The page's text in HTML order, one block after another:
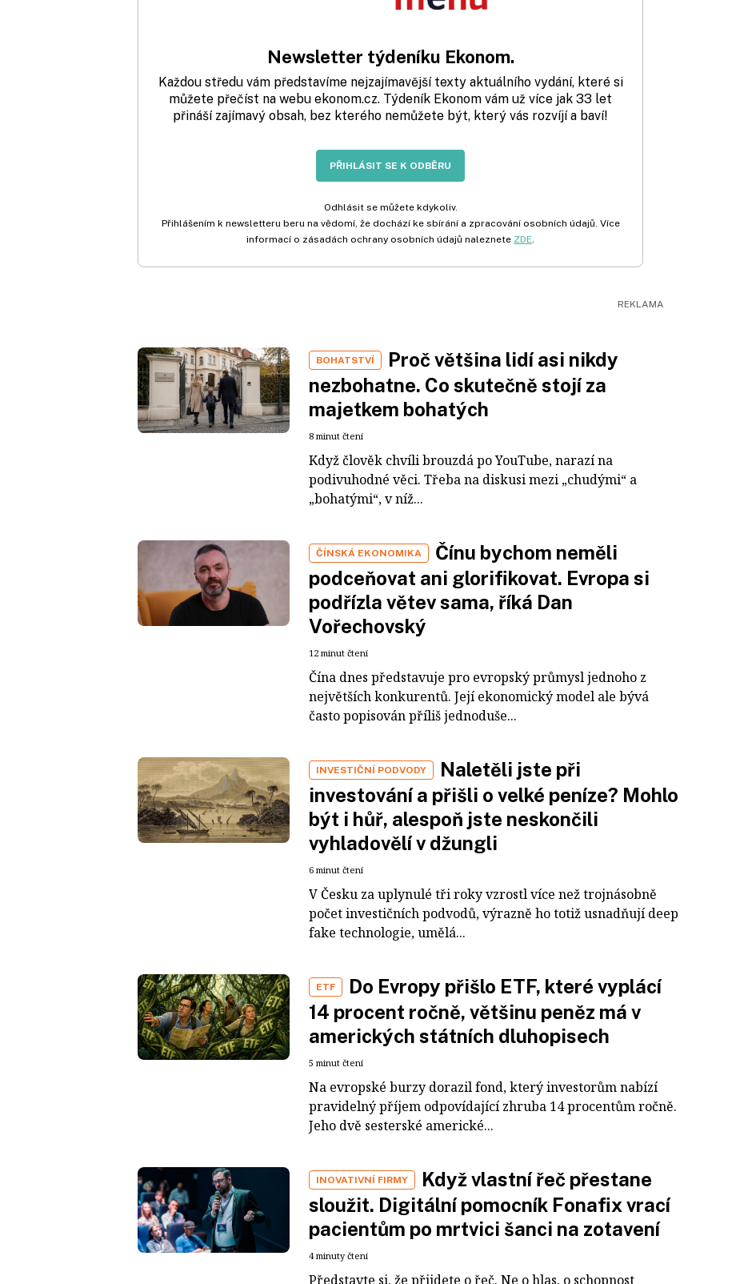
Newsletter týdeníku Ekonom.
Každou středu vám představíme nejzajímavější texty aktuálního vydání, které si
můžete přečíst na webu ekonom.cz. Týdeník Ekonom vám už více jak 33 let
přináší zajímavý obsah, bez kterého nemůžete být, který vás rozvíjí a baví!
PŘIHLÁSIT SE K ODBĚRU
Odhlásit se můžete kdykoliv.
Přihlášením k newsletteru beru na vědomí, že dochází ke sbírání a zpracování osobních údajů. Více
informací o zásadách ochrany osobních údajů naleznete ZDE
BOHATSTVÍ
Proč většina lidí asi nikdy
nezbohatne. Co skutečně stojí za
majetkem bohatých
8 minut čtení
Když člověk chvíli brouzdá po YouTube, narazí na
podivuhodné věci. Třeba na diskusi mezi „chudými“ a
„bohatými“, v níž...
ČÍNSKÁ EKONOMIKA
Čínu bychom neměli
podceňovat ani glorifikovat. Evropa si
podřízla větev sama, říká Dan
Vořechovský
12 minut čtení
Čína dnes představuje pro evropský průmysl jednoho z
největších konkurentů. Její ekonomický model ale bývá
často popisován příliš jednoduše...
INVESTIČNÍ PODVODY
Naletěli jste při
investování a přišli o velké peníze? Mohlo
být i hůř, alespoň jste neskončili
vyhladovělí v džungli
6 minut čtení
V Česku za uplynulé tři roky vzrostl více než trojnásobně
počet investičních podvodů, výrazně ho totiž usnadňují deep
fake technologie, umělá...
ETF
Do Evropy přišlo ETF, které vyplácí
14 procent ročně, většinu peněz má v
amerických státních dluhopisech
5 minut čtení
Na evropské burzy dorazil fond, který investorům nabízí
pravidelný příjem odpovídající zhruba 14 procentům ročně.
Jeho dvě sesterské americké...
INOVATIVNÍ FIRMY
Když vlastní řeč přestane
sloužit. Digitální pomocník Fonafix vrací
pacientům po mrtvici šanci na zotavení
4 minuty čtení
Představte si, že přijdete o řeč. Ne o hlas, o schopnost